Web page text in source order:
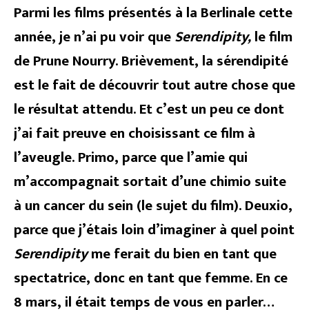
Parmi les films présentés à la Berlinale cette
année, je n’ai pu voir queSerendipity,le film
de Prune Nourry. Brièvement, la sérendipité
est le fait de découvrir tout autre chose que
le résultat attendu. Et c’est un peu ce dont
j’ai fait preuve en choisissant ce film à
l’aveugle. Primo, parce que l’amie qui
m’accompagnait sortait d’une chimio suite
à un cancer du sein (le sujet du film). Deuxio,
parce que j’étais loin d’imaginer à quel point
Serendipityme ferait du bien en tant que
spectatrice, donc en tant que femme. En ce
8 mars, il était temps de vous en parler…